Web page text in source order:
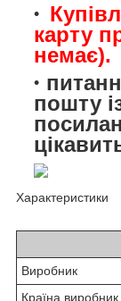
карту
немає).
пошту
Характеристики
Виробник
Країна виробник